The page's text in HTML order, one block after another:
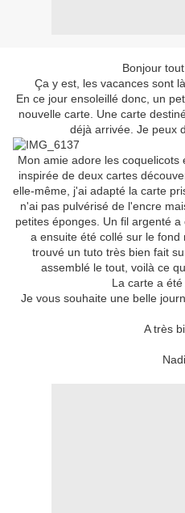
Bonjour
Ça y est, les vacances sont
En ce jour ensoleillé donc, un
nouvelle carte. Une carte
déjà arrivée. Je peux
Mon amie adore les
inspirée de deux cartes
elle-même, j'ai adapté la carte
n'ai pas pulvérisé de l'encre
petites éponges. Un fil argenté
a ensuite été collé sur le
trouvé un tuto très bien fait
assemblé le tout, voilà ce
La carte a été
Je vous souhaite une belle
A très